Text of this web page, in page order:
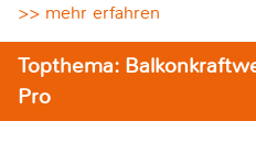
>> mehr erfahren
Topthema:
Pro